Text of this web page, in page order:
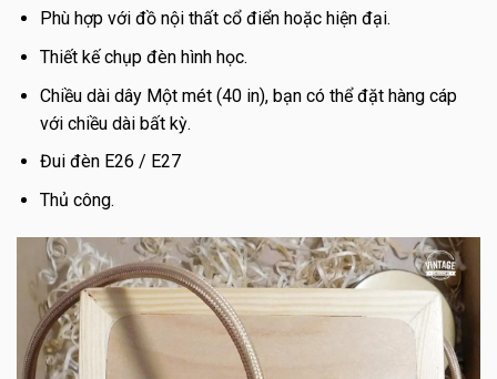
Phù hợp với đồ nội thất cổ điển hoặc hiện đại.
Thiết kế chụp đèn hình học.
Chiều dài dây Một mét (40 in), bạn có thể đặt hàng cáp
với chiều dài bất kỳ.
Đui đèn E26 / E27
Thủ công.